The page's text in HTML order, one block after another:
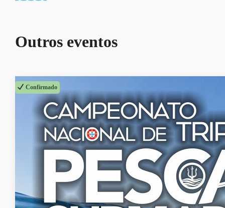
Outros eventos
Confirmado